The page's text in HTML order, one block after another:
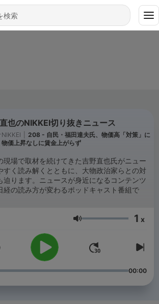
也のNIKKEI切り抜きニュース
208 - 自民・福田達夫氏、物価高「対策」に
価上昇なしに賃金上がらず
現場で取材を続けてきた吉野直也氏がニュー
すく読み解くとともに、大物政治家らとの対
迫ります。ニュースが身近になるコンテンツ
経の読み方が変わるポッドキャスト番組で
音量 1 x
00:00